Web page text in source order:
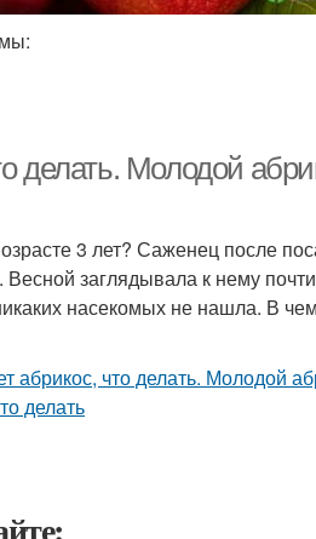
делать. Молодой
3 лет? Саженец после
заглядывала к нему
насекомых не нашла. В